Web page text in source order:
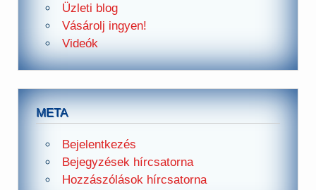
Üzleti blog
Vásárolj ingyen!
Videók
META
Bejelentkezés
Bejegyzések hírcsatorna
Hozzászólások hírcsatorna